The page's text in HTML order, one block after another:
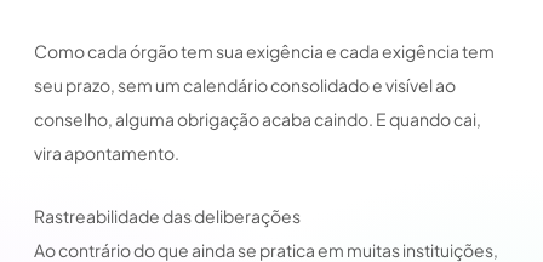
Como cada órgão tem sua exigência e cada exigência tem
seu prazo, sem um calendário consolidado e visível ao
conselho, alguma obrigação acaba caindo. E quando cai,
vira apontamento.
Rastreabilidade das deliberações
Ao contrário do que ainda se pratica em muitas instituições,